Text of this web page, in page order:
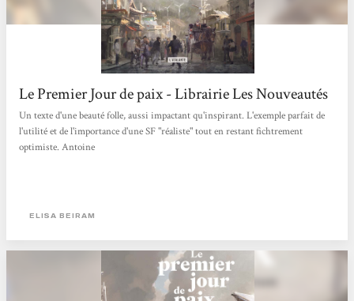
Le Premier Jour de paix - Librairie Les Nouveautés
Un texte d'une beauté folle, aussi impactant qu'inspirant. L'exemple parfait de
l'utilité et de l'importance d'une SF "réaliste" tout en restant fichtrement
optimiste. Antoine
ELISA BEIRAM